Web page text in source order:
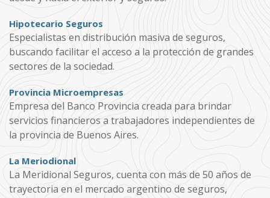
Hipotecario Seguros
Especialistas en distribución masiva de seguros,
buscando facilitar el acceso a la protección de grandes
sectores de la sociedad.
Provincia Microempresas
Empresa del Banco Provincia creada para brindar
servicios financieros a trabajadores independientes de
la provincia de Buenos Aires.
La Meriodional
La Meridional Seguros, cuenta con más de 50 años de
trayectoria en el mercado argentino de seguros,